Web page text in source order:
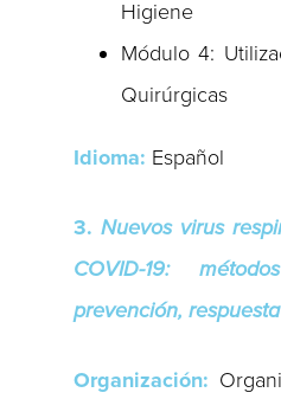
Higiene
Módulo 4:
Quirúrgicas
Idioma: Español
3.Nuevos virus
COVID-19:
prevención,
Organización: